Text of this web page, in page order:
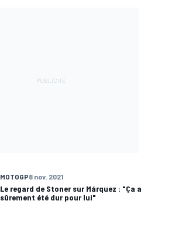
MOTOGP8 nov. 2021
Le regard de Stoner sur Márquez : "Ça a
sûrement été dur pour lui"